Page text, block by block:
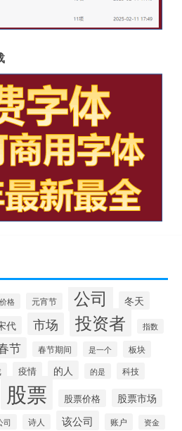
价格 元宵节 公司 冬天
代 市场 投资者 指数
节 春节期间 是一个 板块
疫情 的人 的是 科技
股票 股票价格 股票市场
司 诗人 该公司 账户 资金